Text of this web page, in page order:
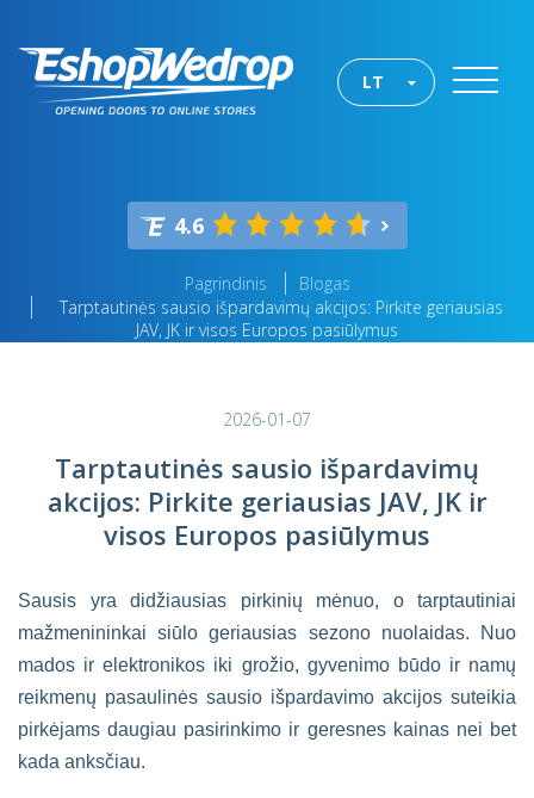
LT
4.6
Pagrindinis
Blogas
Tarptautinės sausio išpardavimų akcijos: Pirkite geriausias
JAV, JK ir visos Europos pasiūlymus
2026-01-07
Tarptautinės sausio išpardavimų
akcijos: Pirkite geriausias JAV, JK ir
visos Europos pasiūlymus
Sausis yra didžiausias pirkinių mėnuo, o tarptautiniai
mažmenininkai siūlo geriausias sezono nuolaidas. Nuo
mados ir elektronikos iki grožio, gyvenimo būdo ir namų
reikmenų pasaulinės sausio išpardavimo akcijos suteikia
pirkėjams daugiau pasirinkimo ir geresnes kainas nei bet
kada anksčiau.